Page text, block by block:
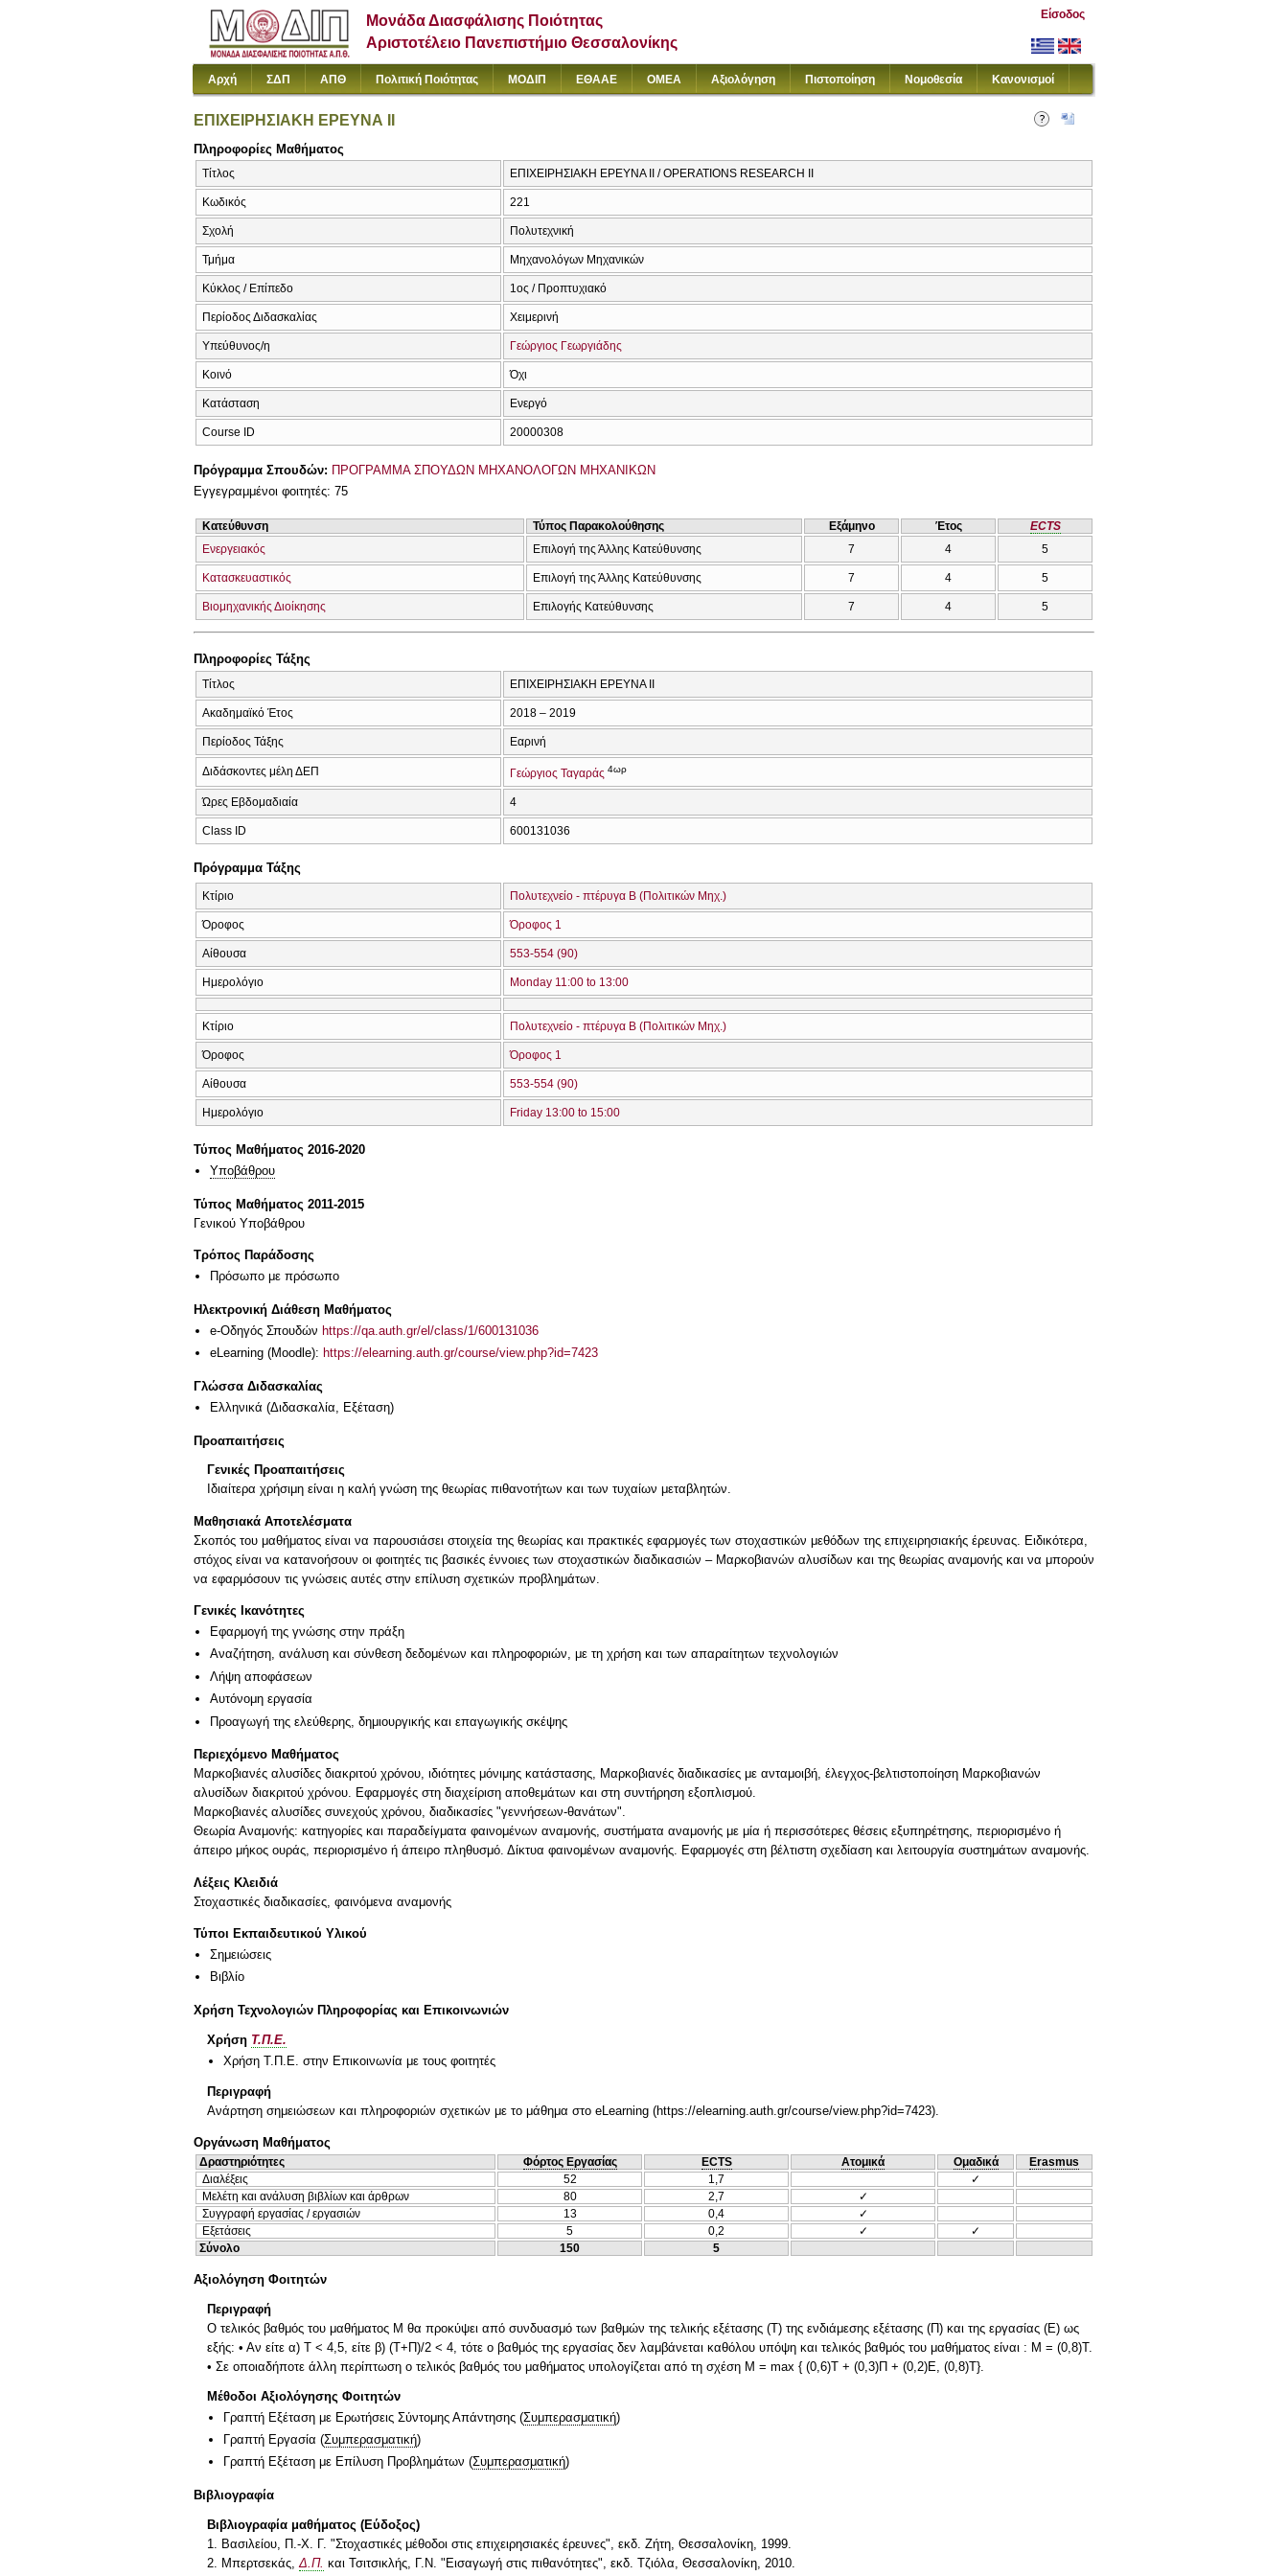
Μονάδα Διασφάλισης Ποιότητας
Αριστοτέλειο Πανεπιστήμιο Θεσσαλονίκης
Είσοδος
Αρχή ΣΔΠ ΑΠΘ Πολιτική Ποιότητας ΜΟΔΙΠ ΕΘΑΑΕ ΟΜΕΑ Αξιολόγηση Πιστοποίηση Νομοθεσία Κανονισμοί
ΕΠΙΧΕΙΡΗΣΙΑΚΗ ΕΡΕΥΝΑ ΙΙ
Πληροφορίες Μαθήματος
Τίτλος ΕΠΙΧΕΙΡΗΣΙΑΚΗ ΕΡΕΥΝΑ ΙΙ / OPERATIONS RESEARCH II
Κωδικός 221
Σχολή Πολυτεχνική
Τμήμα Μηχανολόγων Μηχανικών
Κύκλος / Επίπεδο 1ος / Προπτυχιακό
Περίοδος Διδασκαλίας Χειμερινή
Υπεύθυνος/η Γεώργιος Γεωργιάδης
Κοινό Όχι
Κατάσταση Ενεργό
Course ID 20000308
Πρόγραμμα Σπουδών: ΠΡΟΓΡΑΜΜΑ ΣΠΟΥΔΩΝ ΜΗΧΑΝΟΛΟΓΩΝ ΜΗΧΑΝΙΚΩΝ
Εγγεγραμμένοι φοιτητές: 75
Κατεύθυνση Τύπος Παρακολούθησης Εξάμηνο Έτος
ECTS
Ενεργειακός
Επιλογή της Άλλης Κατεύθυνσης 7 4 5
Κατασκευαστικός Επιλογή της Άλλης Κατεύθυνσης 7 4 5
Βιομηχανικής Διοίκησης Επιλογής Κατεύθυνσης 7 4 5
Πληροφορίες Τάξης
Τίτλος ΕΠΙΧΕΙΡΗΣΙΑΚΗ ΕΡΕΥΝΑ ΙΙ
Ακαδημαϊκό Έτος 2018 – 2019
Περίοδος Τάξης Εαρινή
Διδάσκοντες μέλη ΔΕΠ Γεώργιος Ταγαράς 4ωρ
Ώρες Εβδομαδιαία 4
Class ID 600131036
Πρόγραμμα Τάξης
Κτίριο Πολυτεχνείο - πτέρυγα Β (Πολιτικών Μηχ.)
Όροφος Όροφος 1
Αίθουσα 553-554 (90)
Ημερολόγιο Monday 11:00 to 13:00
Κτίριο Πολυτεχνείο - πτέρυγα Β (Πολιτικών Μηχ.)
Όροφος Όροφος 1
Αίθουσα 553-554 (90)
Ημερολόγιο Friday 13:00 to 15:00
Τύπος Μαθήματος 2016-2020
Υποβάθρου
Τύπος Μαθήματος 2011-2015
Γενικού Υποβάθρου
Τρόπος Παράδοσης
Πρόσωπο με πρόσωπο
Ηλεκτρονική Διάθεση Μαθήματος
e-Οδηγός Σπουδών https://qa.auth.gr/el/class/1/600131036
eLearning (Moodle): https://elearning.auth.gr/course/view.php?id=7423
Γλώσσα Διδασκαλίας
Ελληνικά (Διδασκαλία, Εξέταση)
Προαπαιτήσεις
Γενικές Προαπαιτήσεις
Ιδιαίτερα χρήσιμη είναι η καλή γνώση της θεωρίας πιθανοτήτων και των τυχαίων μεταβλητών.
Μαθησιακά Αποτελέσματα
Σκοπός του μαθήματος είναι να παρουσιάσει στοιχεία της θεωρίας και πρακτικές εφαρμογές των στοχαστικών μεθόδων της επιχειρησιακής έρευνας. Ειδικότερα,
στόχος είναι να κατανοήσουν οι φοιτητές τις βασικές έννοιες των στοχαστικών διαδικασιών – Μαρκοβιανών αλυσίδων και της θεωρίας αναμονής και να μπορούν
να εφαρμόσουν τις γνώσεις αυτές στην επίλυση σχετικών προβλημάτων.
Γενικές Ικανότητες
Εφαρμογή της γνώσης στην πράξη
Αναζήτηση, ανάλυση και σύνθεση δεδομένων και πληροφοριών, με τη χρήση και των απαραίτητων τεχνολογιών
Λήψη αποφάσεων
Αυτόνομη εργασία
Προαγωγή της ελεύθερης, δημιουργικής και επαγωγικής σκέψης
Περιεχόμενο Μαθήματος
Μαρκοβιανές αλυσίδες διακριτού χρόνου, ιδιότητες μόνιμης κατάστασης, Μαρκοβιανές διαδικασίες με ανταμοιβή, έλεγχος-βελτιστοποίηση Μαρκοβιανών
αλυσίδων διακριτού χρόνου. Εφαρμογές στη διαχείριση αποθεμάτων και στη συντήρηση εξοπλισμού.
Μαρκοβιανές αλυσίδες συνεχούς χρόνου, διαδικασίες "γεννήσεων-θανάτων".
Θεωρία Αναμονής: κατηγορίες και παραδείγματα φαινομένων αναμονής, συστήματα αναμονής με μία ή περισσότερες θέσεις εξυπηρέτησης, περιορισμένο ή
άπειρο μήκος ουράς, περιορισμένο ή άπειρο πληθυσμό. Δίκτυα φαινομένων αναμονής. Εφαρμογές στη βέλτιστη σχεδίαση και λειτουργία συστημάτων αναμονής.
Λέξεις Κλειδιά
Στοχαστικές διαδικασίες, φαινόμενα αναμονής
Τύποι Εκπαιδευτικού Υλικού
Σημειώσεις
Βιβλίο
Χρήση Τεχνολογιών Πληροφορίας και Επικοινωνιών
Χρήση Τ.Π.Ε.
Χρήση Τ.Π.Ε. στην Επικοινωνία με τους φοιτητές
Περιγραφή
Ανάρτηση σημειώσεων και πληροφοριών σχετικών με το μάθημα στο eLearning (https://elearning.auth.gr/course/view.php?id=7423).
Οργάνωση Μαθήματος
Δραστηριότητες Φόρτος Εργασίας ECTS Ατομικά Ομαδικά
Erasmus
Διαλέξεις
52 1,7
✓
Μελέτη και ανάλυση βιβλίων και άρθρων
80 2,7
✓
Συγγραφή εργασίας / εργασιών
13 0,4
✓
Εξετάσεις
5 0,2 ✓
✓
Σύνολο
150 5
Αξιολόγηση Φοιτητών
Περιγραφή
Ο τελικός βαθμός του μαθήματος Μ θα προκύψει από συνδυασμό των βαθμών της τελικής εξέτασης (Τ) της ενδιάμεσης εξέτασης (Π) και της εργασίας (Ε) ως
εξής: • Αν είτε α) Τ < 4,5, είτε β) (Τ+Π)/2 < 4, τότε ο βαθμός της εργασίας δεν λαμβάνεται καθόλου υπόψη και τελικός βαθμός του μαθήματος είναι : Μ = (0,8)Τ.
• Σε οποιαδήποτε άλλη περίπτωση ο τελικός βαθμός του μαθήματος υπολογίζεται από τη σχέση Μ = max { (0,6)Τ + (0,3)Π + (0,2)Ε, (0,8)T}.
Μέθοδοι Αξιολόγησης Φοιτητών
Γραπτή Εξέταση με Ερωτήσεις Σύντομης Απάντησης (Συμπερασματική)
Γραπτή Εργασία (Συμπερασματική)
Γραπτή Εξέταση με Επίλυση Προβλημάτων (Συμπερασματική)
Βιβλιογραφία
Βιβλιογραφία μαθήματος (Εύδοξος)
1. Βασιλείου, Π.-Χ. Γ. "Στοχαστικές μέθοδοι στις επιχειρησιακές έρευνες", εκδ. Ζήτη, Θεσσαλονίκη, 1999.
2. Μπερτσεκάς, Δ.Π. και Τσιτσικλής, Γ.Ν. "Εισαγωγή στις πιθανότητες", εκδ. Τζιόλα, Θεσσαλονίκη, 2010.